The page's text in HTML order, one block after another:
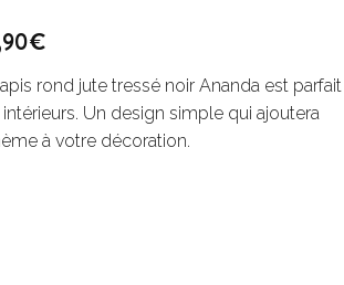
€
rond jute tressé noir Ananda est parfait
Un design simple qui ajoutera
à votre décoration.